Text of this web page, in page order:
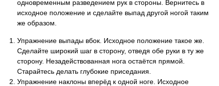
одновременным разведением рук в стороны. Вернитесь в
исходное положение и сделайте выпад другой ногой таким
же образом.
Упражнение выпады вбок. Исходное положение такое же.
Сделайте широкий шаг в сторону, отведя обе руки в ту же
сторону. Незадействованная нога остаётся прямой.
Старайтесь делать глубокие приседания.
Упражнение наклоны вперёд к одной ноге. Исходное